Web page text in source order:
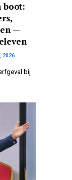
boot:
—
2026
bij